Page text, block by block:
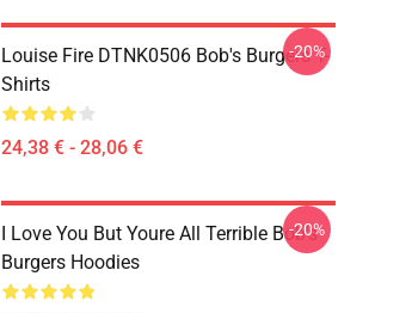
Louise Fire DTNK0506 Bob's Burgers T-
Shirts
24,38 € - 28,06 €
-20%
I Love You But Youre All Terrible Bob's
Burgers Hoodies
-20%